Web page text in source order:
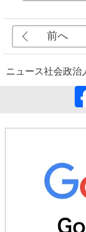
前へ
ニュース社会政治